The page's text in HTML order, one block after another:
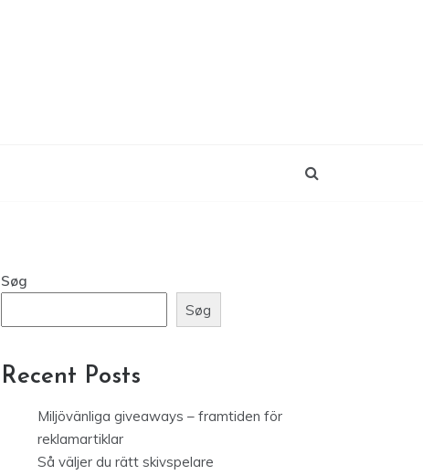
Søg
Søg
Recent Posts
Miljövänliga giveaways – framtiden för
reklamartiklar
Så väljer du rätt skivspelare